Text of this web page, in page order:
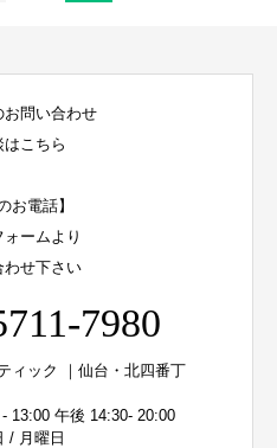
お問い合わせ
はこちら
お電話】
ォームより
わせ下さい
7980
ィック ｜仙台・北四番丁
13:00 午後 14:30- 20:00
/ 月曜日